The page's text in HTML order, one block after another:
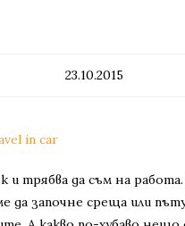
23.10.2015
и трябва да съм на
да започне среща или